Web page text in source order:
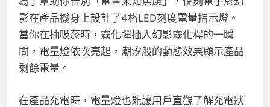
影在產品機身上設計了4格LED刻度電量指示燈。
當你在抽吸菸時，霧化彈插入幻影霧化桿的一瞬
間，電量燈依次亮起，潮汐般的動態效果顯示產品
剩餘電量。
在產品充電時，電量燈也能讓用戶直觀了解充電狀